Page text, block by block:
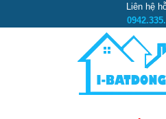
Liên hệ